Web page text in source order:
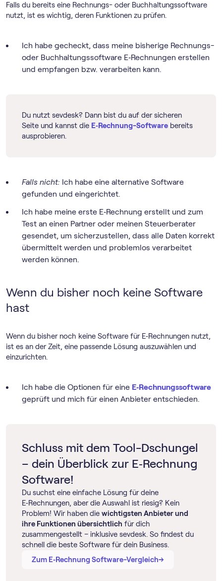
Falls du bereits eine Rechnungs- oder Buch­haltungs­software
nutzt, ist es wichtig, deren Funktionen zu prüfen.
Ich habe gecheckt, dass meine bisherige Rechnungs-
oder Buch­haltungs­software E‑Rechnungen erstellen
und empfangen bzw. verarbeiten kann.
Du nutzt sevdesk? Dann bist du auf der sicheren
Seite und kannst die E‑Rechnung-Software bereits
ausprobieren.
Falls nicht: Ich habe eine alternative Software
gefunden und eingerichtet.
Ich habe meine erste E‑Rechnung erstellt und zum
Test an einen Partner oder meinen Steuerberater
gesendet, um sicherzustellen, dass alle Daten korrekt
übermittelt werden und problemlos verarbeitet
werden können.
Wenn du bisher noch keine Software
hast
Wenn du bisher noch keine Software für E‑Rechnungen nutzt,
ist es an der Zeit, eine passende Lösung auszuwählen und
einzurichten.
Ich habe die Optionen für eine E‑Rechnungssoftware
geprüft und mich für einen Anbieter entschieden.
Schluss mit dem Tool-Dschungel
– dein Überblick zur E‑Rechnung
Software!
Du suchst eine einfache Lösung für deine
E‑Rechnungen, aber die Auswahl ist riesig? Kein
Problem! Wir haben die wichtigsten Anbieter und
ihre Funktionen übersichtlich für dich
zusammengestellt – inklusive sevdesk. So findest du
schnell die beste Software für dein Business.
Zum E‑Rechnung Software-Vergleich→
→